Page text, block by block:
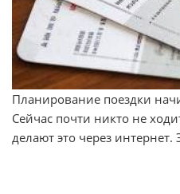
Планирование поездки
Сейчас почти никто не
делают это через интернет.